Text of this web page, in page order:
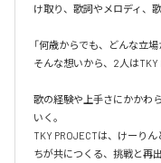
け取り、歌詞やメロディ、
「何歳からでも、どんな立
そんな想いから、2人はTKY
歌の経験や上手さにかかわ
いく。
TKY PROJECTは、けーり
ちが共につくる、挑戦と再